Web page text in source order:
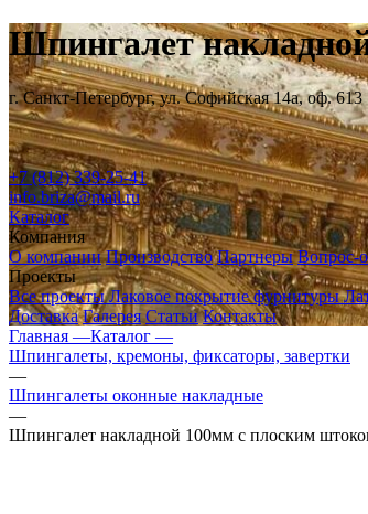
Шпингалет
г. Санкт-Петербург, ул. Софийская 14а, оф. 613
+7 (812) 339-25-41
info.briza@mail.ru
Каталог
Компания
О компании Производство Партнеры Вопрос-
Проекты
Все проектыЛаковое покрытие фурнитуры
Доставка Галерея Статьи Контакты
Главная —Каталог —
Шпингалеты, кремоны, фиксаторы, завертки
—
Шпингалеты оконные накладные
—
Шпингалет накладной 100мм с плоским